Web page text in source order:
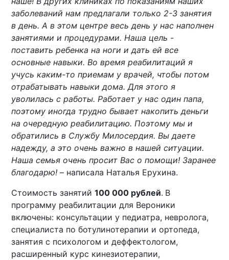
заболеваний нам предлагали только 2-3 занятия
в день. А в этом центре весь день у нас наполнен
занятиями и процедурами. Наша цель -
поставить ребенка на ноги и дать ей все
основные навыки. Во время реабилитаций я
учусь каким-то приемам у врачей, чтобы потом
отрабатывать навыки дома. Для этого я
уволилась с работы. Работает у нас один папа,
поэтому иногда трудно бывает накопить деньги
на очередную реабилитацию. Поэтому мы и
обратились в Службу Милосердия. Вы даете
надежду, а это очень важно в нашей ситуации.
Наша семья очень просит Вас о помощи! Заранее
благодарю! – написала Наталья Ерухина.
Стоимость занятий100 000 рублей. В
программу реабилитации для Вероники
включены: консультации у педиатра, невролога,
специалиста по ботулинотерапии и ортопеда,
занятия с психологом и деффектологом,
расширенный курс кинезиотерапии,